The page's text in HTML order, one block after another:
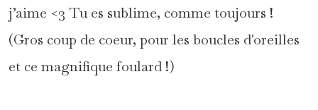
j’aime <3 Tu es sublime, comme toujours !
(Gros coup de coeur, pour les boucles d'oreilles
et ce magnifique foulard !)